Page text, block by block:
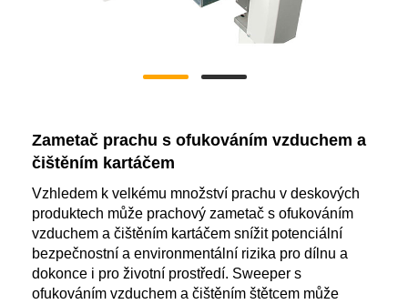
Zametač prachu s ofukováním vzduchem a
čištěním kartáčem
Vzhledem k velkému množství prachu v deskových
produktech může prachový zametač s ofukováním
vzduchem a čištěním kartáčem snížit potenciální
bezpečnostní a environmentální rizika pro dílnu a
dokonce i pro životní prostředí. Sweeper s
ofukováním vzduchem a čištěním štětcem může